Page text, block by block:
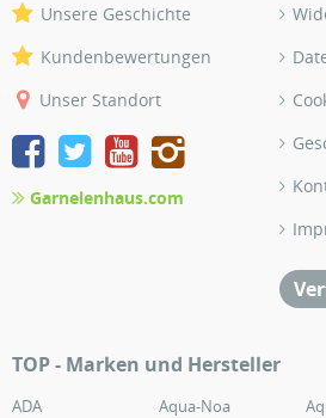
Unsere Geschichte
Kundenbewertungen
Unser Standort
Garnelenhaus.com
TOP - Marken und Hersteller
ADA Aqua-Noa